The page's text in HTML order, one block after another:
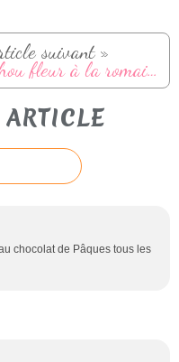
suivant »
Chou fleur à la romaine
chocolat de Pâques tous les